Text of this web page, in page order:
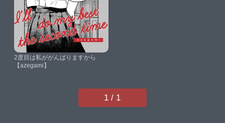
2度目は私ががんばりますから
【azegami】
1 / 1